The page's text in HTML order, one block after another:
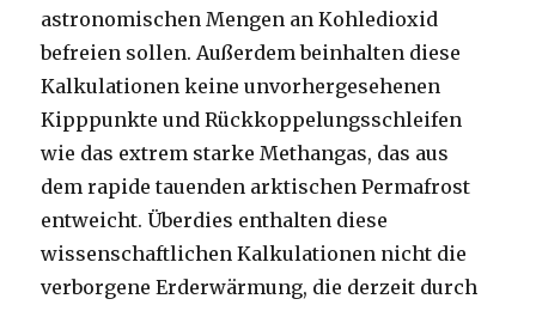
astronomischen Mengen an Kohledioxid
befreien sollen. Außerdem beinhalten diese
Kalkulationen keine unvorhergesehenen
Kipppunkte und Rückkoppelungsschleifen
wie das extrem starke Methangas, das aus
dem rapide tauenden arktischen Permafrost
entweicht. Überdies enthalten diese
wissenschaftlichen Kalkulationen nicht die
verborgene Erderwärmung, die derzeit durch